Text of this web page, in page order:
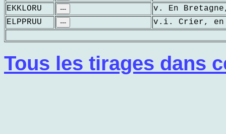
EKKLORU
---
v. En
ELPPRUU
--- v.i. Crier, en
Tous les tirages dans